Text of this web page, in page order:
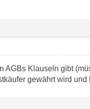
AGBs Klauseln gibt
gewährt wird